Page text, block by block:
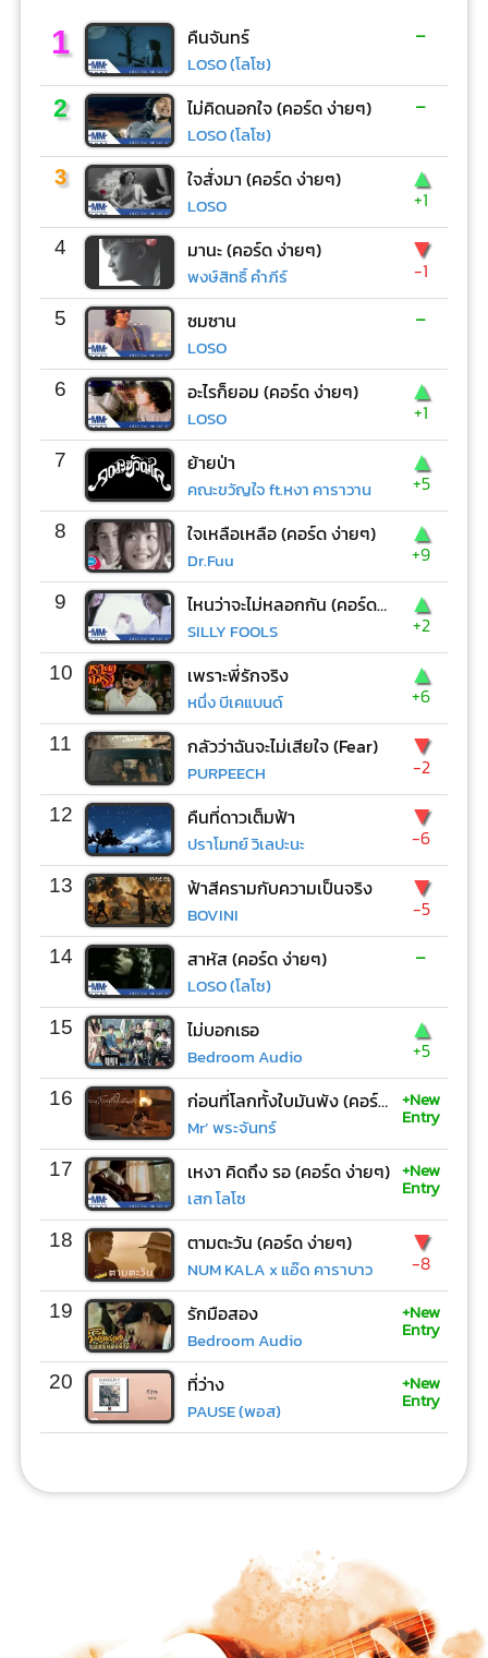
1 คืนจันทร์
LOSO (โลโซ)
-
2 ไม่คิดนอกใจ (คอร์ด ง่ายๆ)
LOSO (โลโซ)
-
3 ใจสั่งมา (คอร์ด ง่ายๆ)
LOSO
▲
+1
4 มานะ (คอร์ด ง่ายๆ)
พงษ์สิทธิ์ คำภีร์
▼
-1
5 ซมซาน
LOSO
-
6 อะไรก็ยอม (คอร์ด ง่ายๆ)
LOSO
▲
+1
7 ย้ายป่า
คณะขวัญใจ ft.หงา คาราวาน
▲
+5
8 ใจเหลือเหลือ (คอร์ด ง่ายๆ)
Dr.Fuu
▲
+9
9 ไหนว่าจะไม่หลอกกัน (คอร์ด ง่ายๆ)
SILLY FOOLS
▲
+2
10 เพราะพี่รักจริง
หนึ่ง บีเคแบนด์
▲
+6
11 กลัวว่าฉันจะไม่เสียใจ (Fear)
PURPEECH
▼
-2
12 คืนที่ดาวเต็มฟ้า
ปราโมทย์ วิเลปะนะ
▼
-6
13 ฟ้าสีครามกับความเป็นจริง
BOVINI
▼
-5
14 สาหัส (คอร์ด ง่ายๆ)
LOSO (โลโซ)
-
15 ไม่บอกเธอ
Bedroom Audio
▲
+5
16 ก่อนที่โลกทั้งใบมันพัง (คอร์ด ง่ายๆ)
Mr’ พระจันทร์
+New
Entry
17 เหงา คิดถึง รอ (คอร์ด ง่ายๆ)
เสก โลโซ
+New
Entry
18 ตามตะวัน (คอร์ด ง่ายๆ)
NUM KALA x แอ๊ด คาราบาว
▼
-8
19 รักมือสอง
Bedroom Audio
+New
Entry
20 ที่ว่าง
PAUSE (พอส)
+New
Entry